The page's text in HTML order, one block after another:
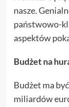
nasze.
państwowo-
aspektów
Budżet na
Budżet ma
miliardów